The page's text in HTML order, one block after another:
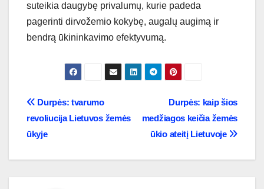
suteikia daugybę privalumų, kurie padeda
pagerinti dirvožemio kokybę, augalų augimą ir
bendrą ūkininkavimo efektyvumą.
Navigacija
tarp
įrašų
Durpės: kaip šios
medžiagos keičia žemės
ūkio ateitį Lietuvoje
Durpės: tvarumo
revoliucija Lietuvos žemės
ūkyje